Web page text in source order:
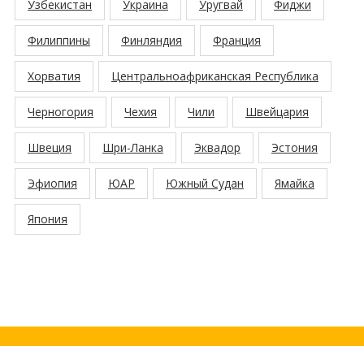
Узбекистан Украина Уругвай Фиджи
Филиппины Финляндия Франция
Хорватия Центральноафриканская Республика
Черногория Чехия Чили Швейцария
Швеция Шри-Ланка Эквадор Эстония
Эфиопия ЮАР Южный Судан Ямайка
Япония